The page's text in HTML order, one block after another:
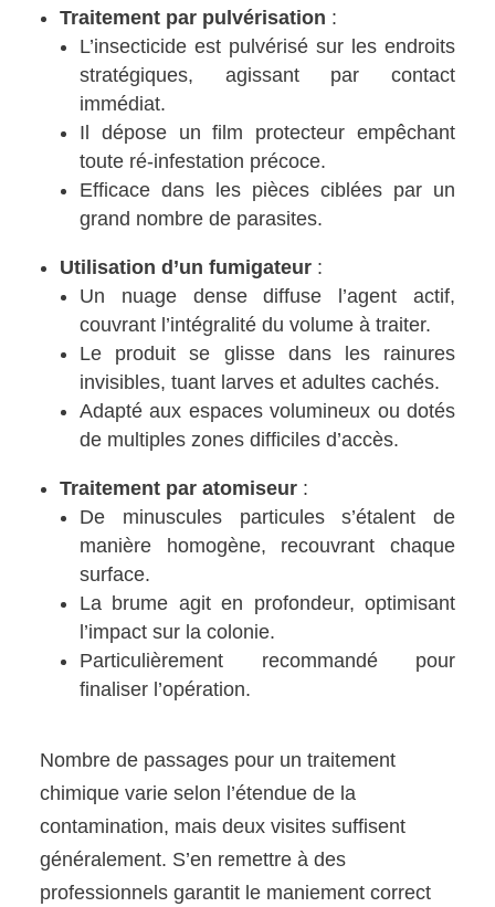
Traitement par pulvérisation :
L’insecticide est pulvérisé sur les endroits
stratégiques, agissant par contact
immédiat.
Il dépose un film protecteur empêchant
toute ré-infestation précoce.
Efficace dans les pièces ciblées par un
grand nombre de parasites.
Utilisation d’un fumigateur :
Un nuage dense diffuse l’agent actif,
couvrant l’intégralité du volume à traiter.
Le produit se glisse dans les rainures
invisibles, tuant larves et adultes cachés.
Adapté aux espaces volumineux ou dotés
de multiples zones difficiles d’accès.
Traitement par atomiseur :
De minuscules particules s’étalent de
manière homogène, recouvrant chaque
surface.
La brume agit en profondeur, optimisant
l’impact sur la colonie.
Particulièrement recommandé pour
finaliser l’opération.
Nombre de passages pour un traitement
chimique varie selon l’étendue de la
contamination, mais deux visites suffisent
généralement. S’en remettre à des
professionnels garantit le maniement correct